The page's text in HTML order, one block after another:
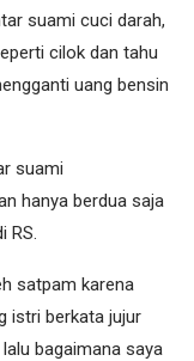
suami cuci darah,
cilok dan tahu
uang bensin
suami
hanya berdua saja
RS.
satpam karena
istri berkata jujur
bagaimana saya